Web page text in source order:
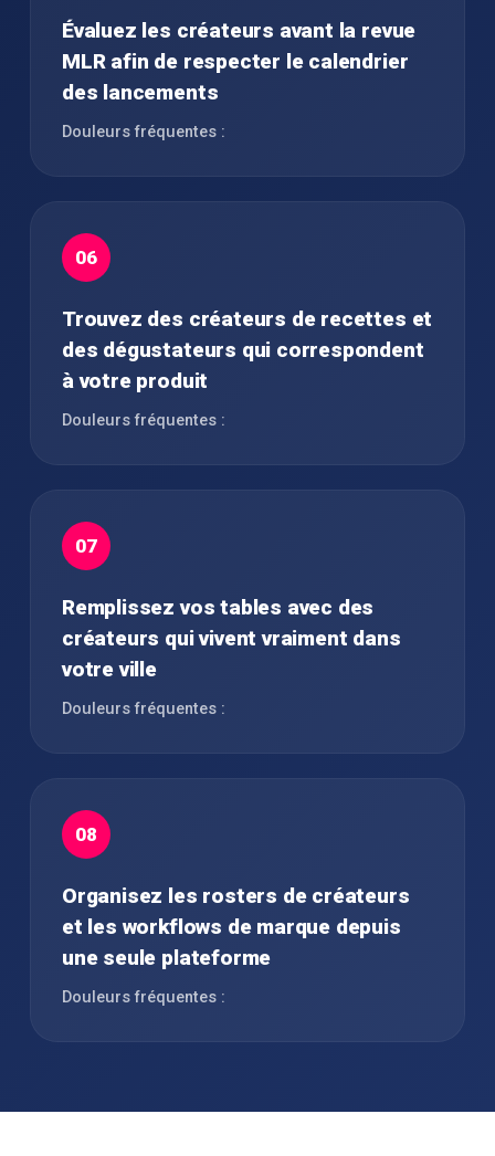
Évaluez les créateurs avant la revue
MLR afin de respecter le calendrier
des lancements
Douleurs fréquentes :
06
Trouvez des créateurs de recettes et
des dégustateurs qui correspondent
à votre produit
Douleurs fréquentes :
07
Remplissez vos tables avec des
créateurs qui vivent vraiment dans
votre ville
Douleurs fréquentes :
08
Organisez les rosters de créateurs
et les workflows de marque depuis
une seule plateforme
Douleurs fréquentes :